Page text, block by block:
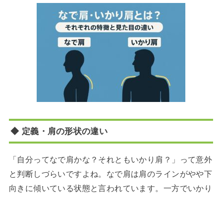
◆ 定義・肩の形状の違い
「自分ってなで肩かな？それともいかり肩？」って意外
と判断しづらいですよね。なで肩は肩のラインがやや下
向きに傾いている状態と言われています。一方でいかり